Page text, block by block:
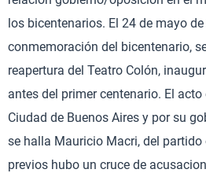
los bicentenarios. El 24 de mayo
conmemoración del bicentenario,
reapertura del Teatro Colón,
antes del primer centenario. El
Ciudad de Buenos Aires y por su
se halla Mauricio Macri, del partido
previos hubo un cruce de